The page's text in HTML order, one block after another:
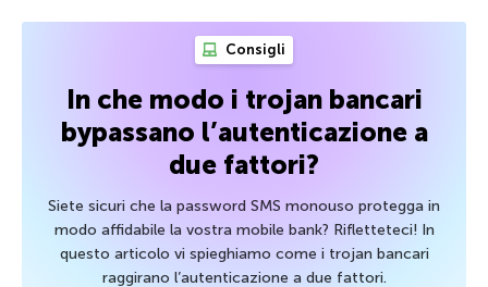
Consigli
In che modo i trojan bancari
bypassano l’autenticazione a
due fattori?
Siete sicuri che la password SMS monouso protegga in
modo affidabile la vostra mobile bank? Rifletteteci! In
questo articolo vi spieghiamo come i trojan bancari
raggirano l’autenticazione a due fattori.